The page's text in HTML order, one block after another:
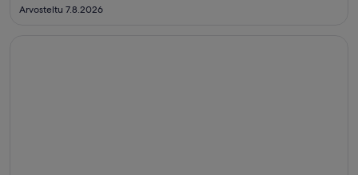
Arvosteltu 7.8.2026